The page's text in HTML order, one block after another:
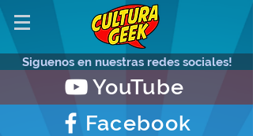
Siguenos en nuestras redes sociales!
YouTube
Facebook